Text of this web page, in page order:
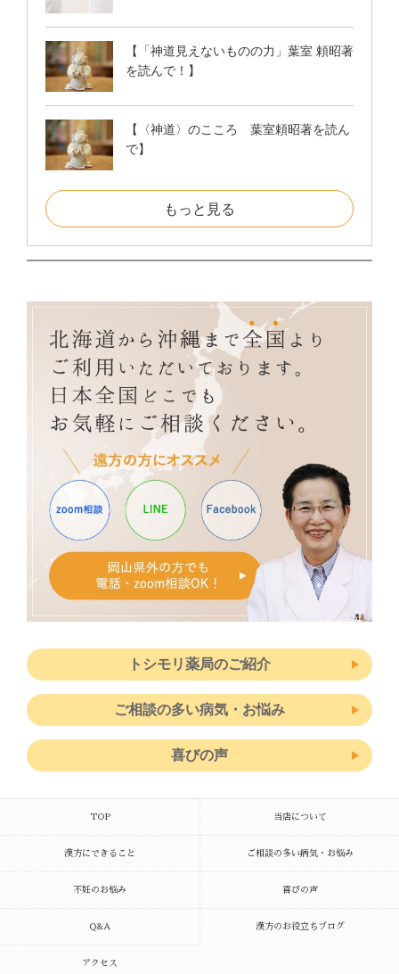
【「神道見えないものの力」葉室 頼昭著
を読んで！】
【〈神道〉のこころ 葉室頼昭著を読ん
で】
もっと見る
トシモリ薬局のご紹介
ご相談の多い病気・お悩み
喜びの声
TOP 当店について
漢方にできること ご相談の多い病気・お悩み
不妊のお悩み 喜びの声
Q&A 漢方のお役立ちブログ
アクセス